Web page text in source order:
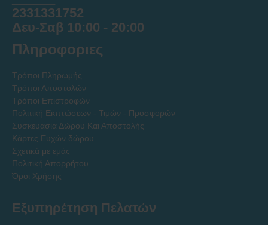
2331331752
Δευ-Σαβ 10:00 - 20:00
Πληροφοριες
Τρόποι Πληρωμής
Τρόποι Αποστολών
Τρόποι Επιστροφών
Πολιτική Εκπτώσεων - Τιμών - Προσφορών
Συσκευασία Δώρου Και Αποστολής
Κάρτες Ευχών δώρου
Σχετικά με εμάς
Πολιτική Απορρήτου
Όροι Χρήσης
Εξυπηρέτηση Πελατών